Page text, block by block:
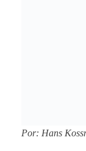
Por: Hans